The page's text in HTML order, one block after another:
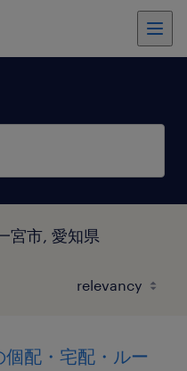
宮市, 愛知県
配・宅配・ルー